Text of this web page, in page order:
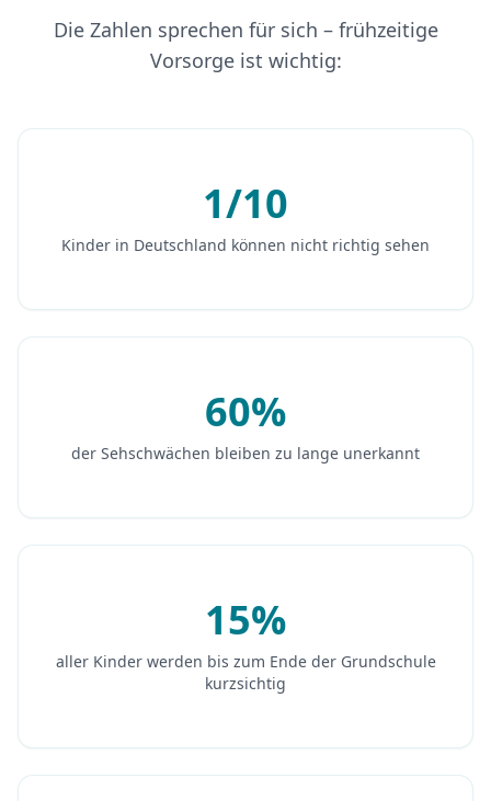
Die Zahlen sprechen für sich – frühzeitige
Vorsorge ist wichtig:
1/10
Kinder in Deutschland können nicht richtig sehen
60%
der Sehschwächen bleiben zu lange unerkannt
15%
aller Kinder werden bis zum Ende der Grundschule
kurzsichtig